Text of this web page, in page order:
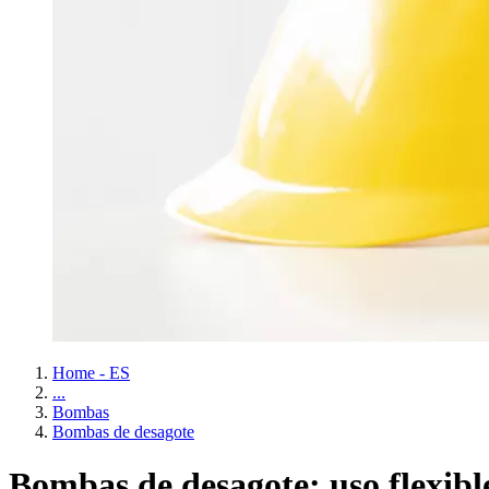
Home - ES
...
Bombas
Bombas de desagote